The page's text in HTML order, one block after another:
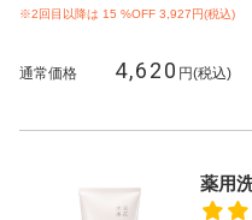
※2回目以降は 15 %OFF 3,927円(税込)
通常価格 4,620 円(税込)
薬用